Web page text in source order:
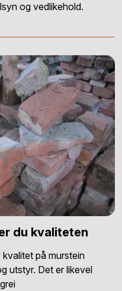
og vedlikehold.
du kvaliteten
på murstein
utstyr. Det er likevel